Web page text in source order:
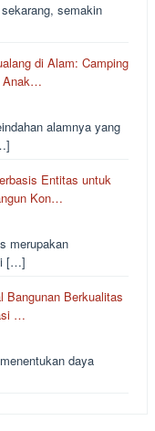
semakin
di Alam: Camping
Anak…
alamnya yang
Entitas untuk
Kon…
merupakan
[…]
Bangunan Berkualitas
…
daya